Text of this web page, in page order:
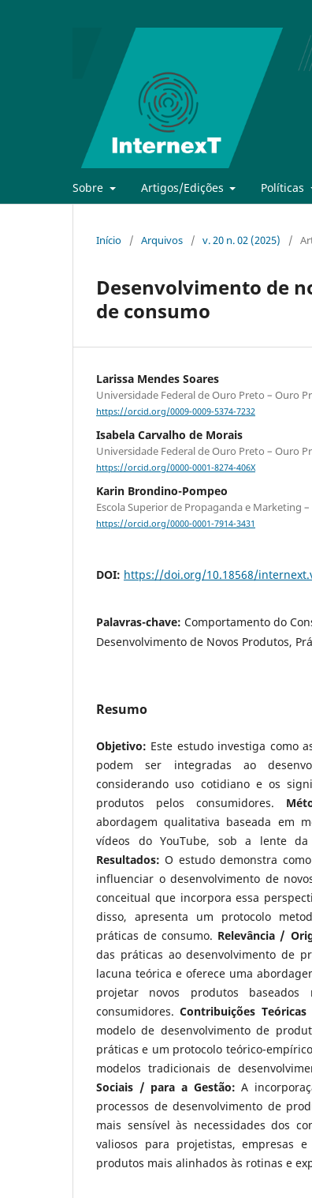
Sobre Artigos/Edições Políticas
Início / Arquivos / v. 20 n. 02 (2025) /
Desenvolvimento de
de consumo
Larissa Mendes Soares
Universidade Federal de Ouro Preto – Ouro
https://orcid.org/0009-0009-5374-7232
Isabela Carvalho de Morais
Universidade Federal de Ouro Preto – Ouro
https://orcid.org/0000-0001-8274-406X
Karin Brondino-Pompeo
Escola Superior de Propaganda e Marketing –
https://orcid.org/0000-0001-7914-3431
DOI: https://doi.org/10.18568/
Palavras-chave: Comportamento do
Desenvolvimento de Novos Produtos,
Resumo
Objetivo: Este estudo investiga como
podem ser integradas ao
considerando uso cotidiano e os
produtos pelos consumidores.
abordagem qualitativa baseada em
vídeos do YouTube, sob a lente
Resultados: O estudo demonstra
influenciar o desenvolvimento de
conceitual que incorpora essa
disso, apresenta um protocolo
práticas de consumo. Relevância /
das práticas ao desenvolvimento de
lacuna teórica e oferece uma
projetar novos produtos baseados
consumidores.Contribuições
modelo de desenvolvimento de
práticas e um protocolo teórico-
modelos tradicionais de
Sociais / para a Gestão: A
processos de desenvolvimento de
mais sensível às necessidades dos
valiosos para projetistas, empresas
produtos mais alinhados às rotinas e